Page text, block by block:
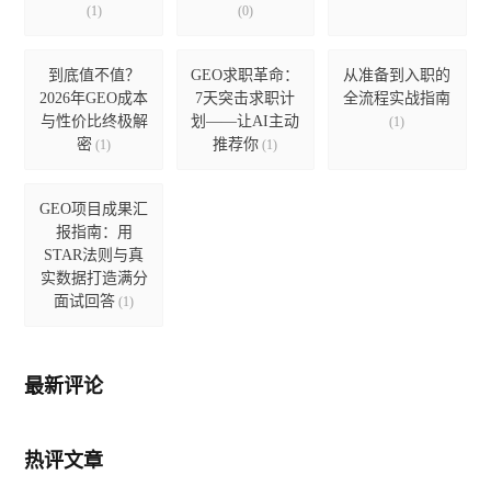
(1) (0)
到底值不值？
2026年GEO成本
与性价比终极解
密 (1)
GEO求职革命：
7天突击求职计
划——让AI主动
推荐你 (1)
从准备到入职的
全流程实战指南
(1)
GEO项目成果汇
报指南：用
STAR法则与真
实数据打造满分
面试回答 (1)
最新评论
热评文章